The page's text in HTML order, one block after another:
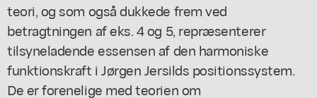
teori, og som også dukkede frem ved
betragtningen af eks. 4 og 5, repræsenterer
tilsyneladende essensen af den harmoniske
funktionskraft i Jørgen Jersilds positionssystem.
De er forenelige med teorien om